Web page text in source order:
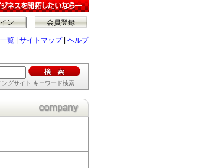
会員登録
ン
覧 サイトマップ| ヘルプ
グサイト キーワード検索